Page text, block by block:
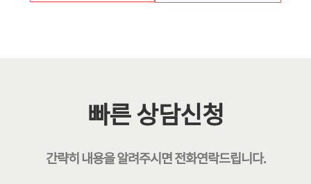
빠른 상담신청
간략히 내용을 알려주시면전화연락드립니다.